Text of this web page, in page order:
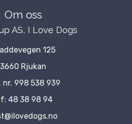
Om oss
AS, I Love Dogs
125
3660 Rjukan
nr. 998 538 939
48 38 98 94